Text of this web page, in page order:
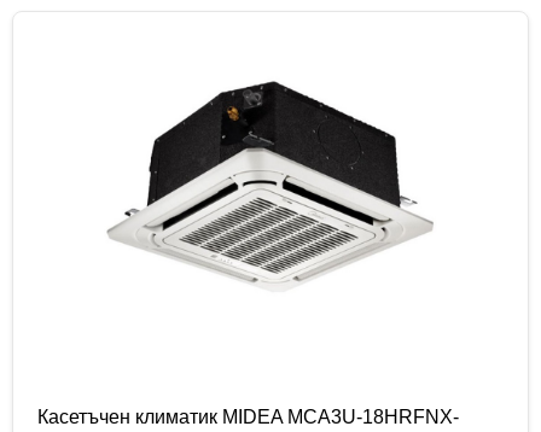
Касетъчен климатик MIDEA MCA3U-18HRFNX-